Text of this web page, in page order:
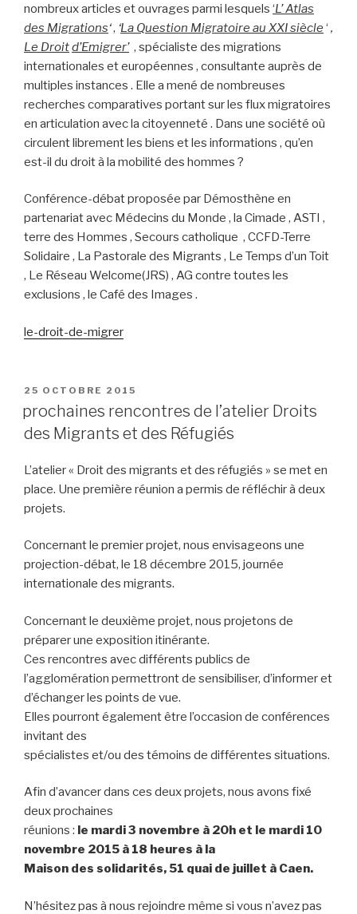
nombreux articles et ouvrages parmi lesquels ‘L’ Atlas
des Migrations‘, ‘La Question Migratoire au XXI siècle ‘ ,
Le Droitd’Emigrer’, spécialiste des migrations
internationales et européennes , consultante auprès de
multiples instances . Elle a mené de nombreuses
recherches comparatives portant sur les flux migratoires
en articulation avec la citoyenneté . Dans une société où
circulent librement les biens et les informations , qu’en
est-il du droit à la mobilité des hommes ?
Conférence-débat proposée par Démosthène en
partenariat avec Médecins du Monde , la Cimade , ASTI ,
terre des Hommes , Secours catholique , CCFD-Terre
Solidaire , La Pastorale des Migrants , Le Temps d’un Toit
, Le Réseau Welcome(JRS) , AG contre toutes les
exclusions , le Café des Images .
le-droit-de-migrer
PUBLIÉ
25 OCTOBRE 2015
prochaines rencontres de l’atelier Droits
des Migrants et des Réfugiés
L’atelier « Droit des migrants et des réfugiés » se met en
place. Une première réunion a permis de réfléchir à deux
projets.
Concernant le premier projet, nous envisageons une
projection-débat, le 18 décembre 2015, journée
internationale des migrants.
Concernant le deuxième projet, nous projetons de
préparer une exposition itinérante.
Ces rencontres avec différents publics de
l’agglomération permettront de sensibiliser, d’informer et
d’échanger les points de vue.
Elles pourront également être l’occasion de conférences
invitant des
spécialistes et/ou des témoins de différentes situations.
Afin d’avancer dans ces deux projets, nous avons fixé
deux prochaines
réunions : le mardi 3 novembre à 20h et le mardi 10
novembre 2015 à 18 heures à la
Maison des solidarités, 51 quai de juillet à Caen.
N’hésitez pas à nous rejoindre même si vous n’avez pas